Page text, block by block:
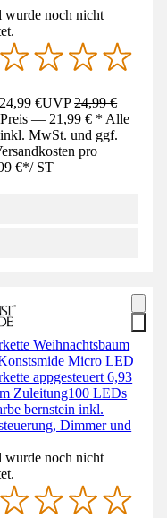
wurde noch nicht
€UVP24,99 €
— 21,99 € * Alle
inkl. MwSt. und ggf.
pro
€*/ ST
Weihnachtsbaum
Micro LED
appgesteuert 6,93
Zuleitung100 LEDs
bernstein inkl.
Dimmer und
wurde noch nicht